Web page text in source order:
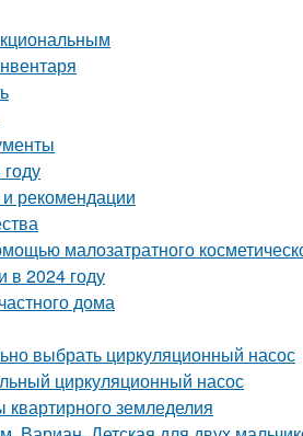
рекомендации
малозатратного
в 2024 году
дома
выбрать циркуляционный насос
циркуляционный насос
земледелия